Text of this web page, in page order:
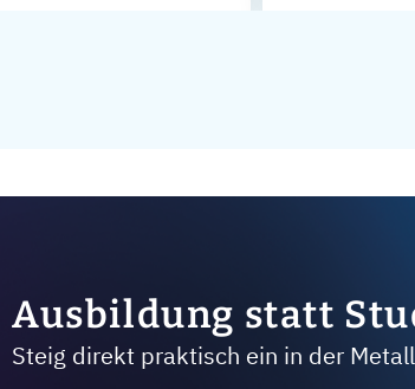
Ausbildung statt
Steig direkt praktisch ein in der